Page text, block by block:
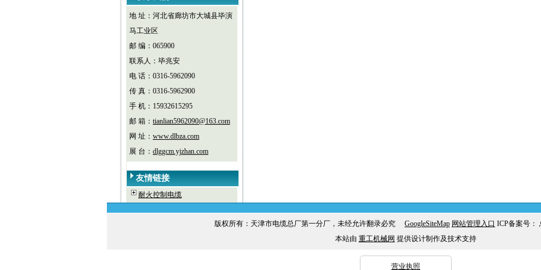
地 址：河北省廊坊市大城县毕演
马工业区
邮 编：065900
联系人：毕兆安
电 话：0316-5962090
传 真：0316-5962900
手 机：15932615295
邮 箱： tianlian5962090@163.com
网 址： www.dlbza.com
展 台： dlggcm.yjzhan.com
友情链接
耐火控制电缆
版权所有：天津市电缆总厂第一分厂，未经允许翻录必究 GoogleSiteMap 网站管理入口 ICP备案号：
本站由 重工机械网 提供设计制作及技术支持
营业执照